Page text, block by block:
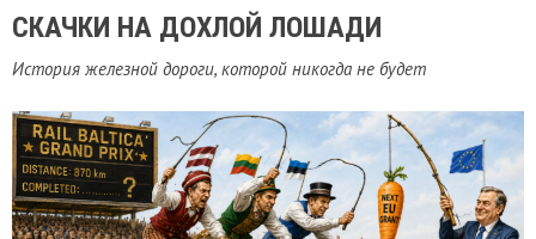
СКАЧКИ НА ДОХЛОЙ ЛОШАДИ
История железной дороги, которой никогда не будет